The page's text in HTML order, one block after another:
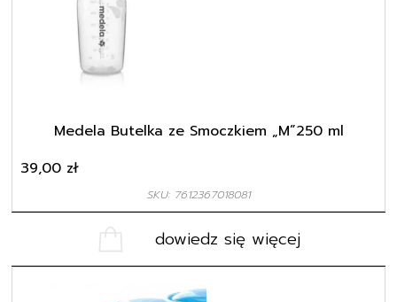
Medela Butelka ze Smoczkiem „M”250 ml
SKU: 7612367018081
39,00 zł
dowiedz się więcej